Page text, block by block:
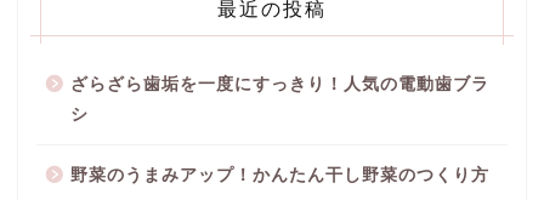
最近の投稿
ざらざら歯垢を一度にすっきり！人気の電動歯ブラ
シ
野菜のうまみアップ！かんたん干し野菜のつくり方